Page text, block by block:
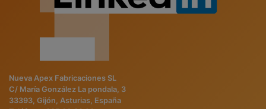
Nueva Apex Fabricaciones SL
C/ María González La pondala, 3
33393, Gijón, Asturias, España